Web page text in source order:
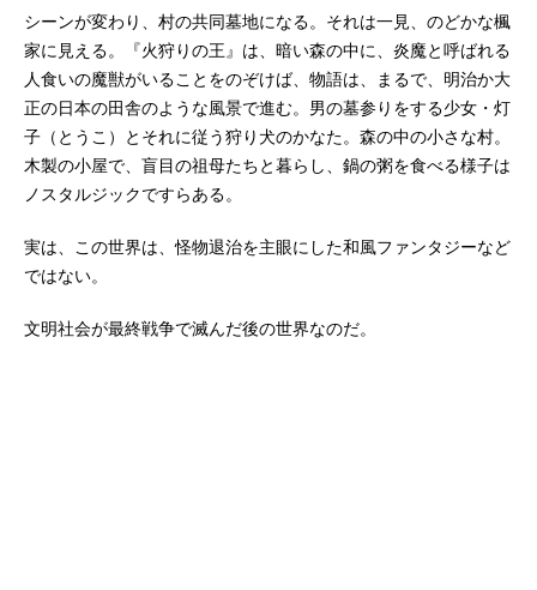
シーンが変わり、村の共同墓地になる。それは一見、のどかな楓
家に見える。『火狩りの王』は、暗い森の中に、炎魔と呼ばれる
人食いの魔獣がいることをのぞけば、物語は、まるで、明治か大
正の日本の田舎のような風景で進む。男の墓参りをする少女・灯
子（とうこ）とそれに従う狩り犬のかなた。森の中の小さな村。
木製の小屋で、盲目の祖母たちと暮らし、鍋の粥を食べる様子は
ノスタルジックですらある。
実は、この世界は、怪物退治を主眼にした和風ファンタジーなど
ではない。
文明社会が最終戦争で滅んだ後の世界なのだ。